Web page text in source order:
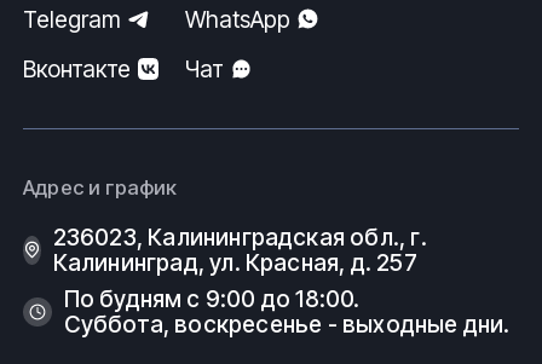
Telegram
WhatsApp
Вконтакте
Чат
Адрес и график
236023, Калининградская обл., г.
Калининград, ул. Красная, д. 257
По будням с 9:00 до 18:00.
Суббота, воскресенье - выходные дни.